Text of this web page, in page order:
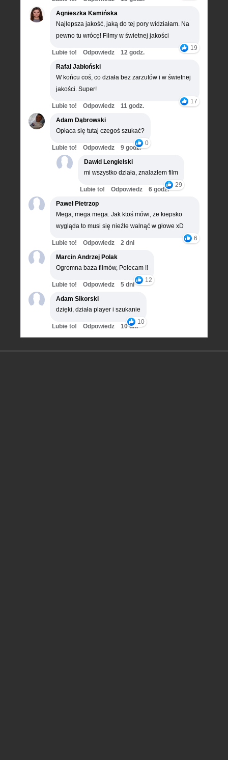
Agnieszka Kamińska
Najlepsza jakość, jaką do tej pory widziałam. Na
pewno tu wrócę! Filmy w świetnej jakości
19
Lubie to! Odpowiedz
12 godz.
Rafał Jabłoński
W końcu coś, co działa bez zarzutów i w świetnej
jakości. Super!
17
Lubie to! Odpowiedz
11 godz.
Adam Dąbrowski
Opłaca się tutaj czegoś szukać?
0
Lubie to! Odpowiedz
9 godz.
Dawid Lengielski
mi wszystko działa, znalazłem film
29
Lubie to! Odpowiedz
6 godz.
Paweł Pietrzop
Mega, mega mega. Jak ktoś mówi, że kiepsko
wygląda to musi się nieźle walnąć w głowe xD
6
Lubie to! Odpowiedz
2 dni
Marcin Andrzej Polak
Ogromna baza filmów, Polecam !!
12
Lubie to! Odpowiedz
5 dni
Adam Sikorski
dzięki, działa player i szukanie
10
Lubie to! Odpowiedz 10 dni